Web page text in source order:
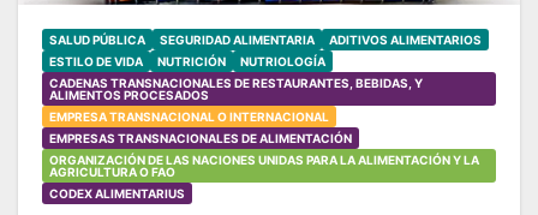
SALUD PÚBLICA SEGURIDAD ALIMENTARIA
ADITIVOS ALIMENTARIOS
ESTILO DE VIDA
NUTRICIÓN
NUTRIOLOGÍA
CADENAS TRANSNACIONALES DE RESTAURANTES, BEBIDAS, Y
ALIMENTOS PROCESADOS
EMPRESA TRANSNACIONAL O INTERNACIONAL
EMPRESAS TRANSNACIONALES DE ALIMENTACIÓN
ORGANIZACIÓN DE LAS NACIONES UNIDAS PARA LA ALIMENTACIÓN Y LA
AGRICULTURA O FAO
CODEX ALIMENTARIUS